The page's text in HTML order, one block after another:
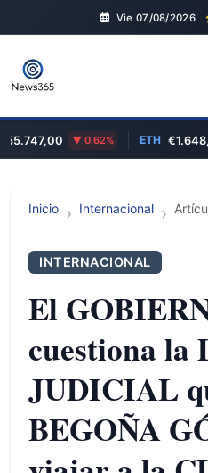
Vie 07/08/2026
0.62% ETH
Inicio Internacional
INTERNACIONAL
El
cuestiona la
JUDICIAL
BEGOÑA